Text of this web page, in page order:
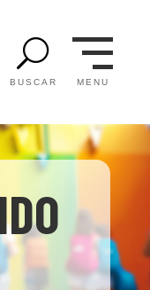
U
BUSCAR MENU